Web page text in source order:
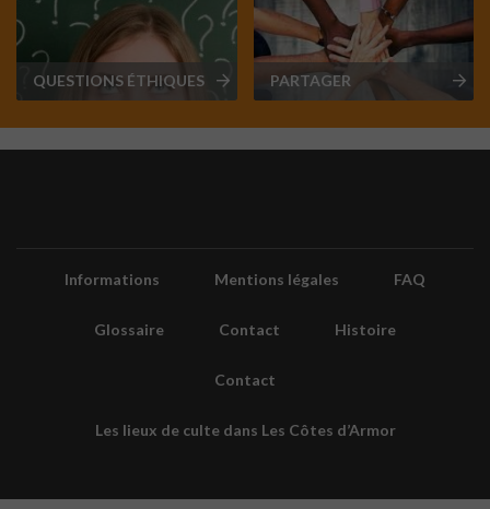
QUESTIONS ÉTHIQUES PARTAGER
Informations Mentions légales FAQ
Glossaire Contact Histoire
Contact
Les lieux de culte dans Les Côtes d’Armor